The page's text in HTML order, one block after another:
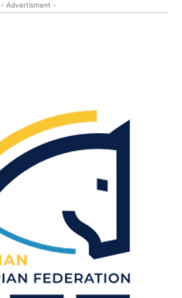
- Advertisment -